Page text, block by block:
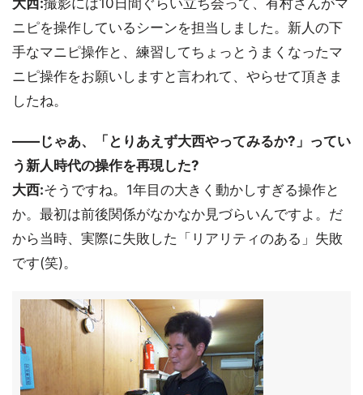
大西:撮影には10日間ぐらい立ち会って、有村さんがマ
ニピを操作しているシーンを担当しました。新人の下
手なマニピ操作と、練習してちょっとうまくなったマ
ニピ操作をお願いしますと言われて、やらせて頂きま
したね。
――じゃあ、「とりあえず大西やってみるか?」ってい
う新人時代の操作を再現した?
大西:そうですね。1年目の大きく動かしすぎる操作と
か。最初は前後関係がなかなか見づらいんですよ。だ
から当時、実際に失敗した「リアリティのある」失敗
です(笑)。